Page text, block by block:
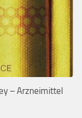
– Arzneimittel